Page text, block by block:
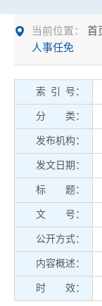
当前位置： 首
人事任免
索 引 号：
分 类：
发布机构：
发文日期：
标 题：
文 号：
公开方式：
内容概述：
时 效：